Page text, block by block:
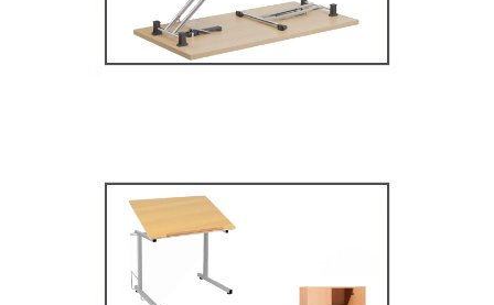
Mobilier secondaire /
supérieur